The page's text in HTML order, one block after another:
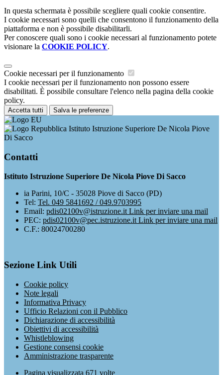
In questa schermata è possibile scegliere quali cookie consentire.
I cookie necessari sono quelli che consentono il funzionamento della
piattaforma e non è possibile disabilitarli.
Per conoscere quali sono i cookie necessari al funzionamento potete
visionare la COOKIE POLICY.
Cookie necessari per il funzionamento
I cookie necessari per il funzionamento non possono essere
disabilitati. È possibile consultare l'elenco nella pagina della cookie
policy.
Accetta tutti Salva le preferenze
Istituto Istruzione Superiore De Nicola Piove
Di Sacco
Contatti
Istituto Istruzione Superiore De Nicola Piove Di Sacco
ia Parini, 10/C - 35028 Piove di Sacco (PD)
Tel: Tel. 049 5841692 / 049.9703995
Email: pdis02100v@istruzione.it Link per inviare una mail
PEC: pdis02100v@pec.istruzione.it Link per inviare una mail
C.F.: 80024700280
Sezione Link Utili
Cookie policy
Note legali
Informativa Privacy
Ufficio Relazioni con il Pubblico
Dichiarazione di accessibilità
Obiettivi di accessibilità
Whistleblowing
Gestione consensi cookie
Amministrazione trasparente
Pagina visualizzata 671 volte